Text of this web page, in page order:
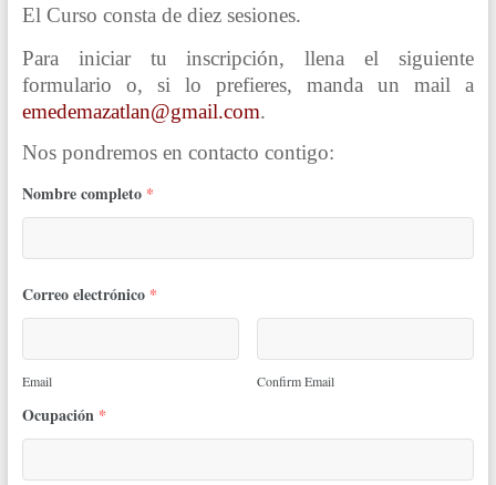
El Curso consta de diez sesiones.
Para iniciar tu inscripción, llena el siguiente
formulario o, si lo prefieres, manda un mail a
emedemazatlan@gmail.com.
Nos pondremos en contacto contigo:
Nombre completo *
Correo electrónico *
Email Confirm Email
Ocupación *